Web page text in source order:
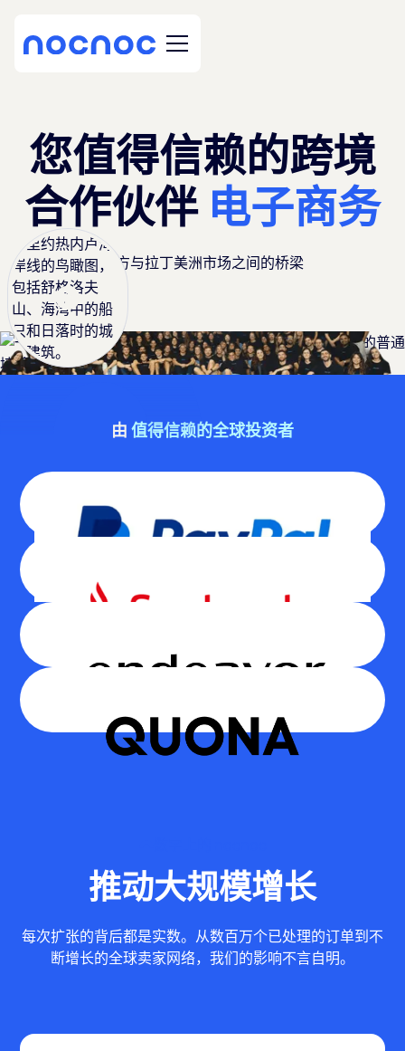
您值得信赖的跨境
合作伙伴 电子商务
卖方与拉丁美洲市场之间的桥梁
由 值得信赖的全球投资者
推动大规模增长
每次扩张的背后都是实数。从数百万个已处理的订单到不
断增长的全球卖家网络，我们的影响不言自明。